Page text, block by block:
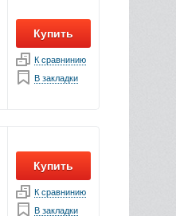
Купить
К сравнинию
В закладки
Купить
К сравнинию
В закладки